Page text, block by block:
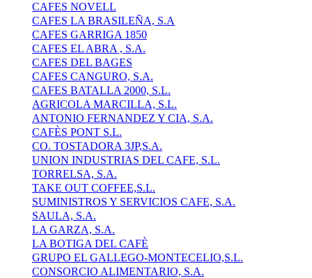
CAFES NOVELL
CAFES LA BRASILEÑA, S.A
CAFES GARRIGA 1850
CAFES EL ABRA , S.A.
CAFES DEL BAGES
CAFES CANGURO, S.A.
CAFES BATALLA 2000, S.L.
AGRICOLA MARCILLA, S.L.
ANTONIO FERNANDEZ Y CIA, S.A.
CAFÈS PONT S.L.
CO. TOSTADORA 3JP,S.A.
UNION INDUSTRIAS DEL CAFE, S.L.
TORRELSA, S.A.
TAKE OUT COFFEE,S.L.
SUMINISTROS Y SERVICIOS CAFE, S.A.
SAULA, S.A.
LA GARZA, S.A.
LA BOTIGA DEL CAFÈ
GRUPO EL GALLEGO-MONTECELIO,S.L.
CONSORCIO ALIMENTARIO, S.A.